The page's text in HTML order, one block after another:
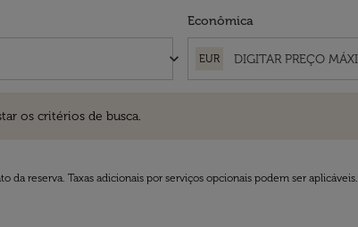
keyboard_arrow_down
Econômica
EUR
os critérios de busca.
reserva. Taxas adicionais por serviços opcionais podem ser aplicáveis.